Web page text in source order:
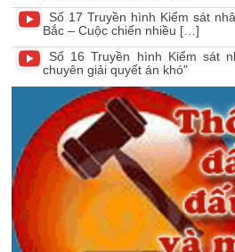
Số 17 Truyền hình Kiểm sát
Bắc – Cuộc chiến nhiều […]
Số 16 Truyền hình Kiểm sát
chuyên giải quyết án khó"